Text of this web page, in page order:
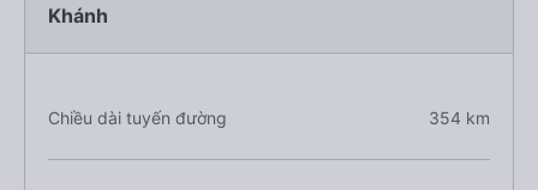
Khánh
Chiều dài tuyến đường 354 km